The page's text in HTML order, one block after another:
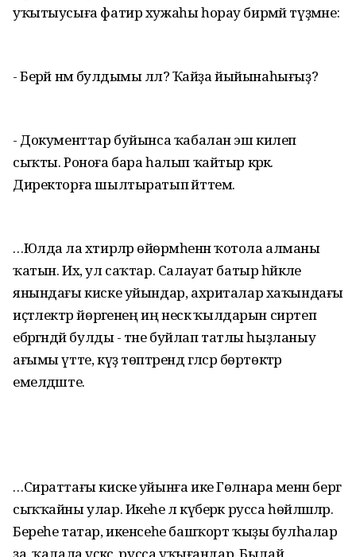
уҡытыусыға фатир хужаһы һорау бирмәй түҙмәне:
- Берәй нәмә булдымы әллә? Ҡайҙа йыйынаһығыҙ?
- Документтар буйынса ҡабалан эш килеп
сыҡты. Роноға бара һалып ҡайтыр кәрәк.
Директорға шылтыратып әйттем.
…Юлда ла хәтирәләр өйөрмәһенән ҡотола алманы
ҡатын. Их, ул саҡтар. Салауат батыр һәйкәле
янындағы киске уйындар, ахриталар хаҡындағы
иҫтәлектәр йөрәгенең иң нескә ҡылдарын сиртеп
ебәргәндәй булды - тәне буйлап татлы һыҙланыу
ағымы үтте, күҙ төптәрендә гәлсәр бөртөктәр
емелдәште.
…Сираттағы киске уйынға ике Гөлнара менән бергә
сыҡҡайны улар. Икеһе лә күберәк русса һөйләшәләр.
Береһе татар, икенсеһе башҡорт ҡыҙы булһалар